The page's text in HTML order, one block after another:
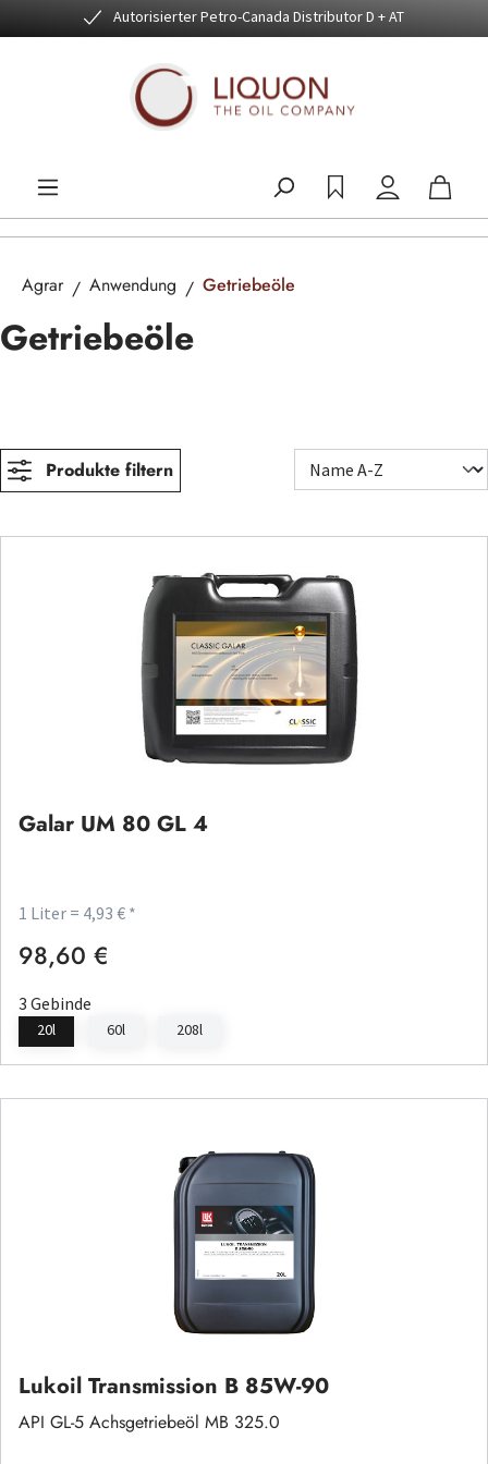
Zum Hauptinhalt springenAutorisierter Petro-Canada Distributor D + AT
Agrar Anwendung Getriebeöle
Getriebeöle
Produkte filtern
Galar UM 80 GL 4
1 Liter = 4,93 € *
Regulärer Preis:
98,60 €
3 Gebinde
20l 60l 208l
Lukoil Transmission B 85W-90
API GL-5 Achsgetriebeöl MB 325.0